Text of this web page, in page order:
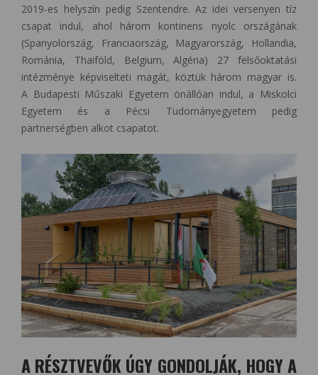
2019-es helyszín pedig Szentendre. Az idei versenyen tíz
csapat indul, ahol három kontinens nyolc országának
(Spanyolország, Franciaország, Magyarország, Hollandia,
Románia, Thaiföld, Belgium, Algéria) 27 felsőoktatási
intézménye képviselteti magát, köztük három magyar is.
A Budapesti Műszaki Egyetem önállóan indul, a Miskolci
Egyetem és a Pécsi Tudományegyetem pedig
partnerségben alkot csapatot.
A RÉSZTVEVŐK ÚGY GONDOLJÁK, HOGY A